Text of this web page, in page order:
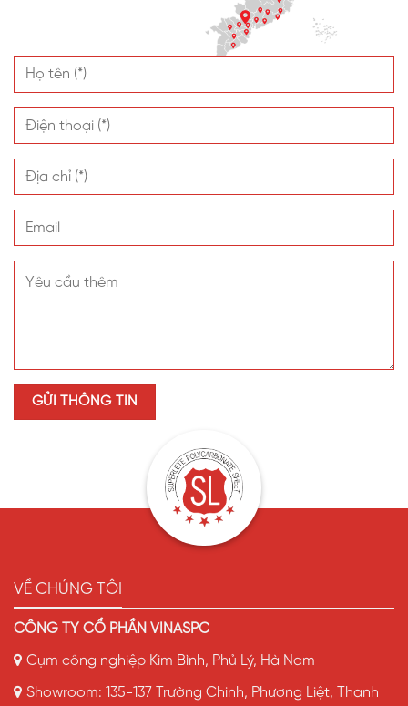
VỀ CHÚNG TÔI
CÔNG TY CỔ PHẦN VINASPC
Cụm công nghiệp Kim Bình, Phủ Lý, Hà Nam
Showroom: 135-137 Trường Chinh, Phương Liệt, Thanh